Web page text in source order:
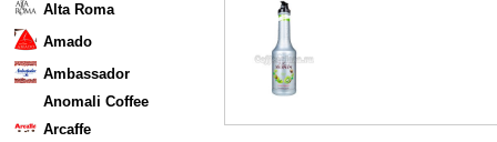
Alta Roma
Amado
Ambassador
Anomali Coffee
Arcaffe